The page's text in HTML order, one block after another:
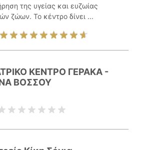
της υγείας και ευζωίας
ζώων. Το κέντρο δίνει ...
ΚΕΝΤΡΟ ΓΕΡΑΚΑ -
ΒΟΣΣΟΥ